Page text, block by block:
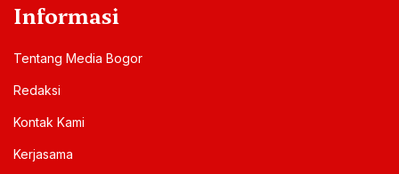
Informasi
Tentang Media Bogor
Redaksi
Kontak Kami
Kerjasama